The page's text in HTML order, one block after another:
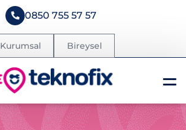
0850 755 57 57
Kurumsal Bireysel